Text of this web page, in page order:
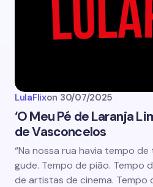
LulaFlixon 30/07/2025
‘O Meu Pé de Laranja
de Vasconcelos
“Na nossa rua havia tempo
gude. Tempo de pião. Tempo
de artistas de cinema. Tempo